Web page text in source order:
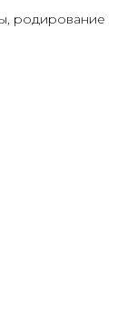
родирование